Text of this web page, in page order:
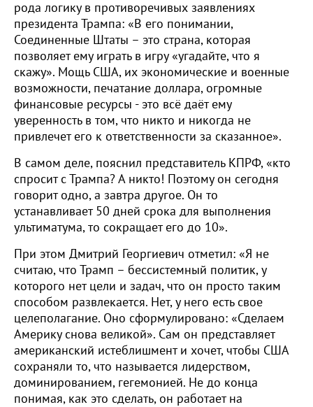
рода логику в противоречивых заявлениях
президента Трампа: «В его понимании,
Соединенные Штаты – это страна, которая
позволяет ему играть в игру «угадайте, что я
скажу». Мощь США, их экономические и военные
возможности, печатание доллара, огромные
финансовые ресурсы - это всё даёт ему
уверенность в том, что никто и никогда не
привлечет его к ответственности за сказанное».
В самом деле, пояснил представитель КПРФ, «кто
спросит с Трампа? А никто! Поэтому он сегодня
говорит одно, а завтра другое. Он то
устанавливает 50 дней срока для выполнения
ультиматума, то сокращает его до 10».
При этом Дмитрий Георгиевич отметил: «Я не
считаю, что Трамп – бессистемный политик, у
которого нет цели и задач, что он просто таким
способом развлекается. Нет, у него есть свое
целеполагание. Оно сформулировано: «Сделаем
Америку снова великой». Сам он представляет
американский истеблишмент и хочет, чтобы США
сохраняли то, что называется лидерством,
доминированием, гегемонией. Не до конца
понимая, как это сделать, он работает на